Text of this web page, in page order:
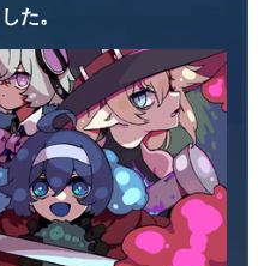
た。